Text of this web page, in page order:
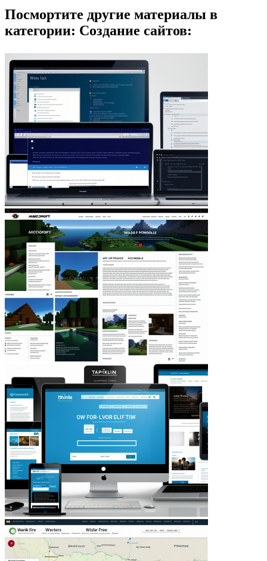
Посмортите другие материалы в
категории: Создание сайтов: